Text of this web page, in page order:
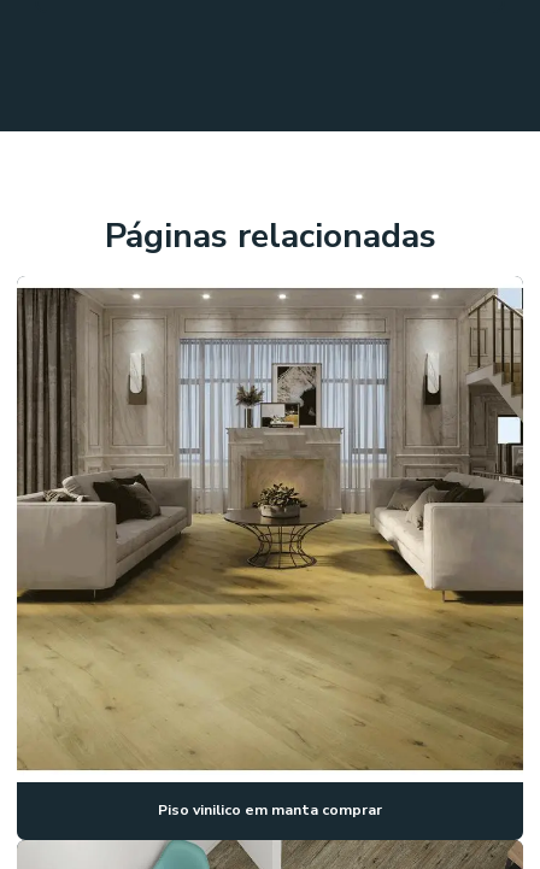
Páginas relacionadas
Piso vinilico em manta comprar